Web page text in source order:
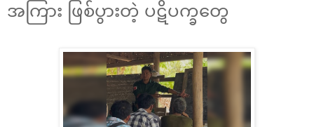
အကြား ဖြစ်ပွားတဲ့ ပဋိပက္ခတွေ